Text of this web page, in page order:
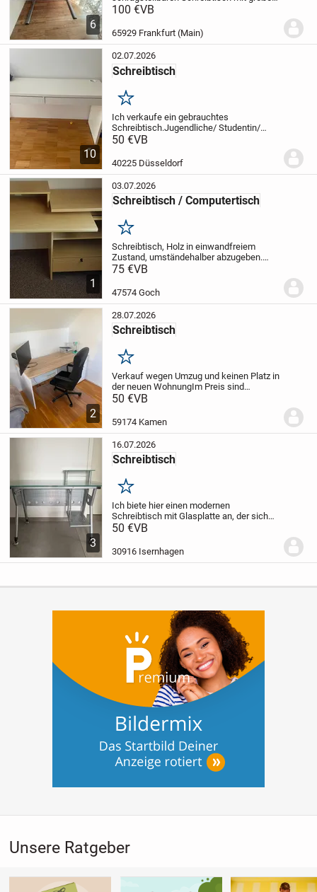
6
Arbeitsfläche.
verstellbare Tischplatte
100 €VB
65929 Frankfurt (Main)
10
02.07.2026
Schreibtisch
Merken
Ich verkaufe ein gebrauchtes
Schreibtisch.Jugendliche/ Studentin/
Schulkindern/ Homoffice gut geeignet/
zwei Schubladen.Siehe Bilder . Abholung
gerne im...
50 €VB
40225 Düsseldorf
1
03.07.2026
Schreibtisch / Computertisch
Merken
Schreibtisch, Holzin einwandfreiem
Zustand, umständehalber abzugeben.
Leicht zerleg- und transportierbar (PKW)
105 cm - Schreibplatte verschiebbar)
Höhe...
75 €VB
47574 Goch
2
28.07.2026
Schreibtisch
Merken
Verkauf wegen Umzug und keinen Platz in
der neuen WohnungIm Preis sind
enthalten der Schreibtisch, der
Bodenschutz.Gerne auch die universelle
50 €VB
59174 Kamen
3
16.07.2026
Schreibtisch
Merken
Ich biete hier einen modernen
Schreibtisch mit Glasplatte an, der sich
perfekt für ein Home-Office oder
Robustes, silberfarbenes Metallgestell
50 €VB
30916 Isernhagen
Unsere Ratgeber